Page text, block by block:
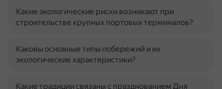
Какие экологические риски возникают при
строительстве крупных портовых терминалов?
Каковы основные типы побережий и их
экологические характеристики?
Какие традиции связаны с празднованием Дня